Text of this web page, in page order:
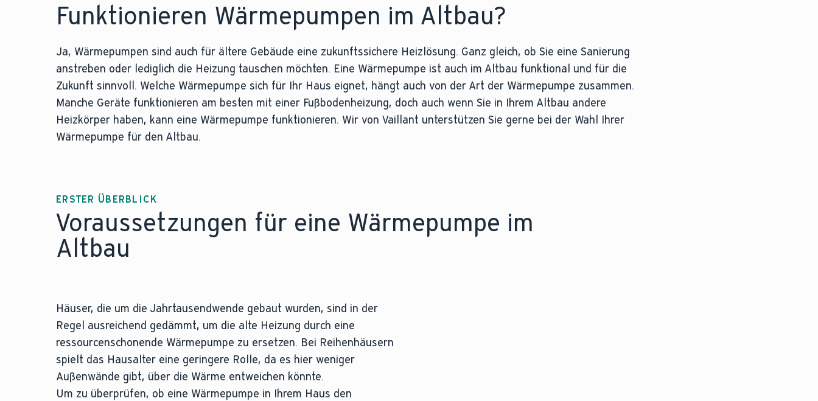
Funktionieren Wärmepumpen im Altbau?
Ja, Wärmepumpen sind auch für ältere Gebäude eine zukunftssichere Heizlösung. Ganz gleich, ob Sie eine Sanierung
anstreben oder lediglich die Heizung tauschen möchten. Eine Wärmepumpe ist auch im Altbau funktional und für die
Zukunft sinnvoll. Welche Wärmepumpe sich für Ihr Haus eignet, hängt auch von der Art der Wärmepumpe zusammen.
Manche Geräte funktionieren am besten mit einer Fußbodenheizung, doch auch wenn Sie in Ihrem Altbau andere
Heizkörper haben, kann eine Wärmepumpe funktionieren. Wir von Vaillant unterstützen Sie gerne bei der Wahl Ihrer
Wärmepumpe für den Altbau.
ERSTER ÜBERBLICK
Voraussetzungen für eine Wärmepumpe im
Altbau
Häuser, die um die Jahrtausendwende gebaut wurden, sind in der
Regel ausreichend gedämmt, um die alte Heizung durch eine
ressourcenschonende Wärmepumpe zu ersetzen. Bei Reihenhäusern
spielt das Hausalter eine geringere Rolle, da es hier weniger
Außenwände gibt, über die Wärme entweichen könnte.
Um zu überprüfen, ob eine Wärmepumpe in Ihrem Haus den